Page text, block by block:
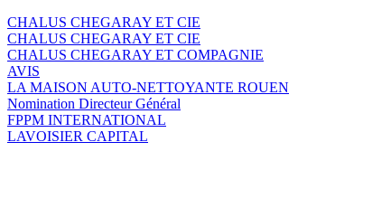
CHALUS CHEGARAY ET CIE
CHALUS CHEGARAY ET CIE
CHALUS CHEGARAY ET COMPAGNIE
AVIS
LA MAISON AUTO-NETTOYANTE ROUEN
Nomination Directeur Général
FPPM INTERNATIONAL
LAVOISIER CAPITAL